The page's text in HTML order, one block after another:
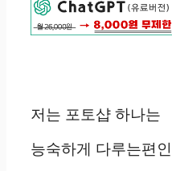
저는 포토샵 하나는
능숙하게 다루는편인